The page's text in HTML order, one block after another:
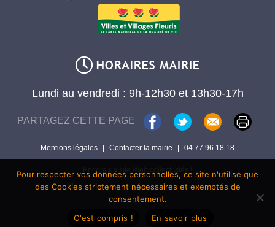
Lundi au vendredi : 9h-12h30 et 13h30-17h
PARTAGEZ CETTE PAGE
Mentions légales Contacter la mairie 04 77 96 18 18
Encore un site Web collectivités !
Pour respecter vos données personnelles, ce site n'utilise que
des Cookies strictement nécessaires et exemptés de
consentement.
C'est compris !
En savoir plus